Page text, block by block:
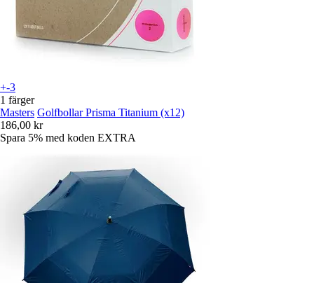
+-3
1 färger
Masters Golfbollar Prisma Titanium (x12)
186,00 kr
Spara 5% med koden EXTRA